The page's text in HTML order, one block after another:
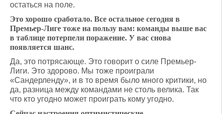
остаться на поле.
Это хорошо сработало. Все остальное сегодня в
Премьер-Лиге тоже на пользу вам: команды выше вас
в таблице потерпели поражение. У вас снова
появляется шанс.
Да, это потрясающе. Это говорит о силе Премьер-
Лиги. Это здорово. Мы тоже проиграли
«Сандерленду», и в то время было много критики, но
да, разница между командами не столь велика. Так
что кто угодно может проиграть кому угодно.